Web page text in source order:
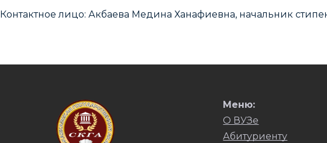
Контактное лицо: Акбаева Медина Ханафиевна, начальник
Меню:
О ВУЗе
Абитуриенту